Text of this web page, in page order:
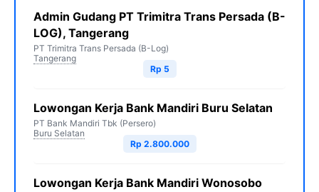
Admin Gudang PT Trimitra Trans Persada (B-
LOG), Tangerang
PT Trimitra Trans Persada (B-Log)
Tangerang
Rp 5
Lowongan Kerja Bank Mandiri Buru Selatan
PT Bank Mandiri Tbk (Persero)
Buru Selatan
Rp 2.800.000
Lowongan Kerja Bank Mandiri Wonosobo